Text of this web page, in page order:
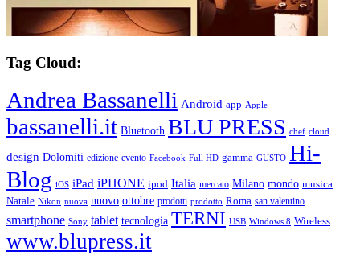
Tag Cloud:
Andrea Bassanelli Android app Apple
bassanelli.it Bluetooth BLU PRESS chef cloud
design Dolomiti edizione evento Facebook Full HD gamma GUSTO Hi-
Blog iOS iPad iPHONE ipod Italia mercato Milano mondo musica
Natale Nikon nuova nuovo ottobre prodotti prodotto Roma san valentino
smartphone Sony tablet tecnologia TERNI USB Windows 8 Wireless
www.blupress.it